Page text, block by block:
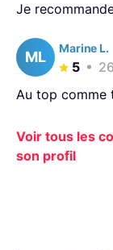
Je
ML
Marine L.
5
Au top comme
Voir tous les
son profil